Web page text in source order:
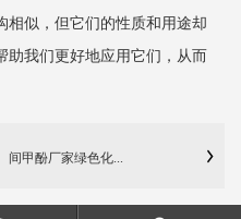
似，但它们的性质和用途却
助我们更好地应用它们，从而
牌
间甲酚厂家绿色化...